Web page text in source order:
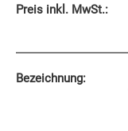
Preis inkl. MwSt.:
Bezeichnung: